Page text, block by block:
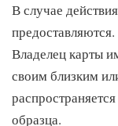
В случае
предоставляются.
Владелец карты
своим близким
образца.